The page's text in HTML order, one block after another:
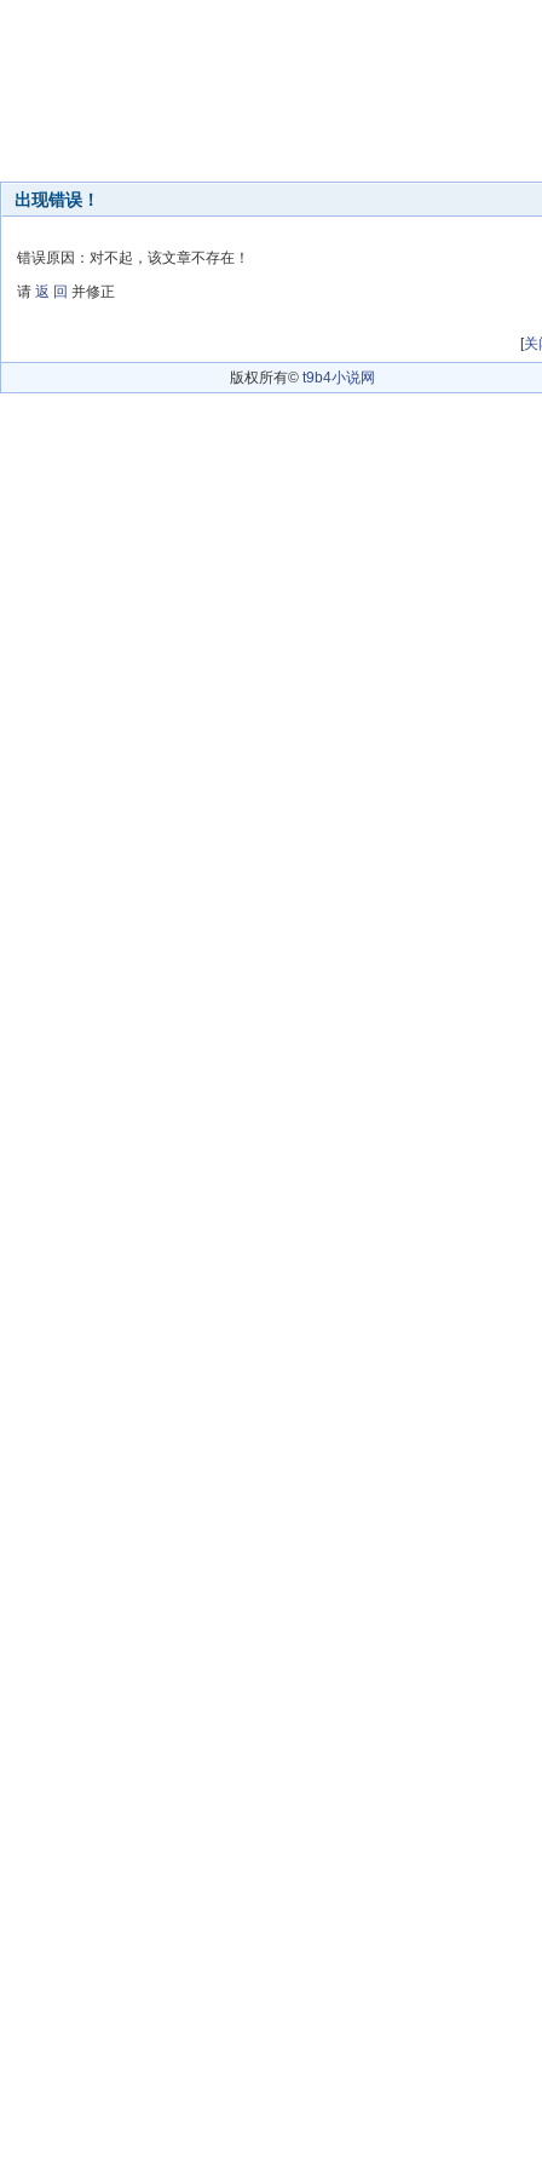
出现错误！
错误原因：对不起，该文章不存在！
请 返 回 并修正
[关
版权所有© t9b4小说网